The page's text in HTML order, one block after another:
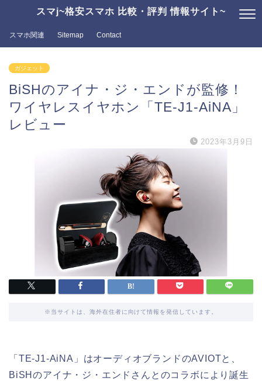
スマj~格安スマホ 比較・評判 情報サイト~
スマホ関連 Sitemap Contact
ガジェット
BiSHのアイナ・ジ・エンドが監修！
ワイヤレスイヤホン「TE-J1-AiNA」
レビュー
2023年3月9日
※当サイトは、海外在住者に向けて情報を発信しています。
「TE-J1-AiNA」はオーディオブランドのAVIOTと、
BiSHのアイナ・ジ・エンドさんとのコラボにより誕生